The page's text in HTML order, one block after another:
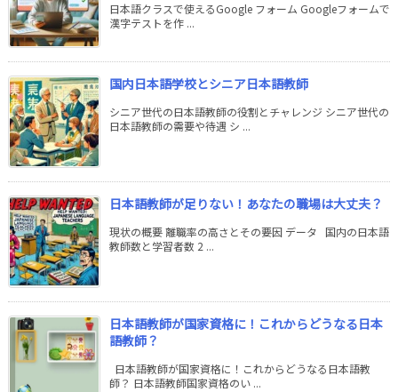
日本語クラスで使えるGoogle フォーム Googleフォームで
漢字テストを作 ...
国内日本語学校とシニア日本語教師
シニア世代の日本語教師の役割とチャレンジ シニア世代の
日本語教師の需要や待遇 シ ...
日本語教師が足りない！あなたの職場は大丈夫？
現状の概要 離職率の高さとその要因 データ 国内の日本語
教師数と学習者数 2 ...
日本語教師が国家資格に！これからどうなる日本
語教師？
日本語教師が国家資格に！これからどうなる日本語教
師？ 日本語教師国家資格のい ...